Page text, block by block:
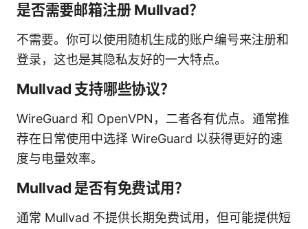
是否需要邮箱注册 Mullvad？
不需要。你可以使用随机生成的账户编号来注册和
登录，这也是其隐私友好的一大特点。
Mullvad 支持哪些协议？
WireGuard 和 OpenVPN，二者各有优点。通常推
荐在日常使用中选择 WireGuard 以获得更好的速
度与电量效率。
Mullvad 是否有免费试用？
通常 Mullvad 不提供长期免费试用，但可能提供短